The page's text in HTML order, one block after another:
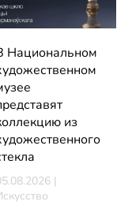
Национальном
из
|